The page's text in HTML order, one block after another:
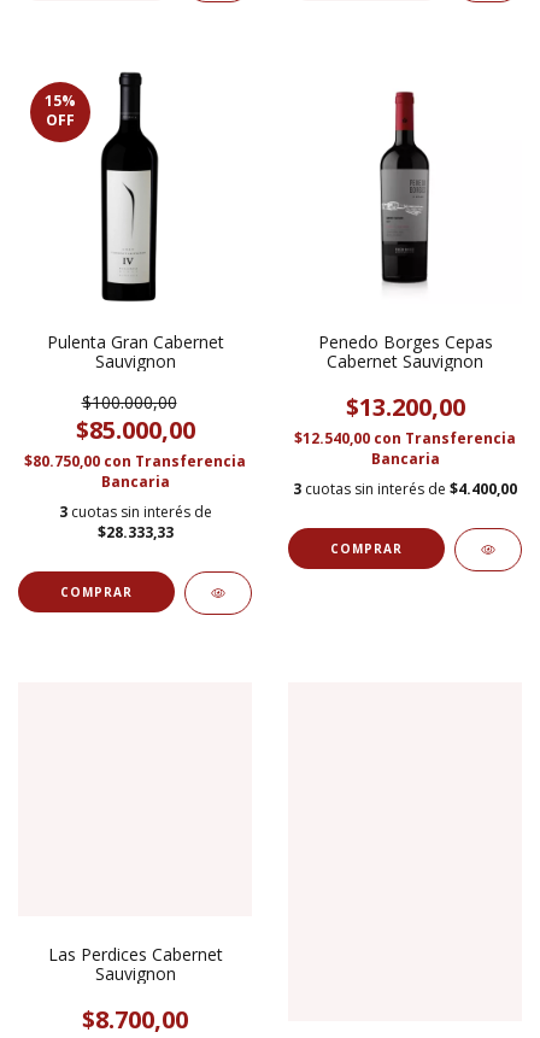
15%
OFF
Pulenta Gran Cabernet
Sauvignon
$100.000,00
$85.000,00
$80.750,00 con Transferencia
Bancaria
3 cuotas sin interés de
$28.333,33
Penedo Borges Cepas
Cabernet Sauvignon
$13.200,00
$12.540,00 con Transferencia
Bancaria
3 cuotas sin interés de $4.400,00
Las Perdices Cabernet
Sauvignon
$8.700,00